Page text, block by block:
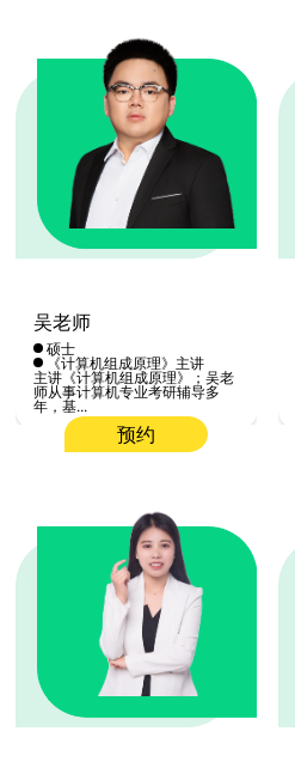
吴老师
硕士
《计算机组成原理》主讲
主讲《计算机组成原理》；吴老
师从事计算机专业考研辅导多
年，基...
预约